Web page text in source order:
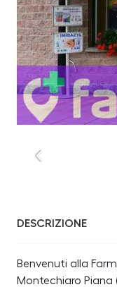
DESCRIZIONE
Benvenuti alla
Montechiaro Piana